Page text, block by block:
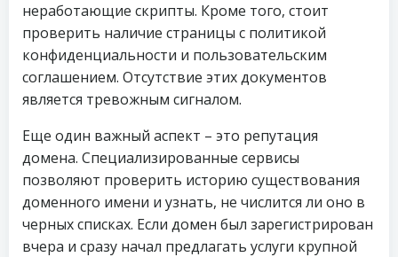
неработающие скрипты. Кроме того, стоит
проверить наличие страницы с политикой
конфиденциальности и пользовательским
соглашением. Отсутствие этих документов
является тревожным сигналом.
Еще один важный аспект – это репутация
домена. Специализированные сервисы
позволяют проверить историю существования
доменного имени и узнать, не числится ли оно в
черных списках. Если домен был зарегистрирован
вчера и сразу начал предлагать услуги крупной